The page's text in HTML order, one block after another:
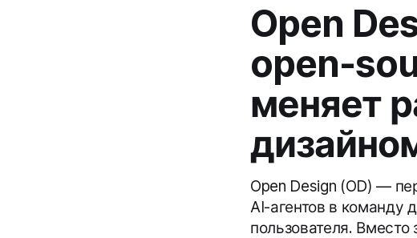
Open
open-
меняет
Open Design (OD) —
AI-агентов в команду
пользователя.